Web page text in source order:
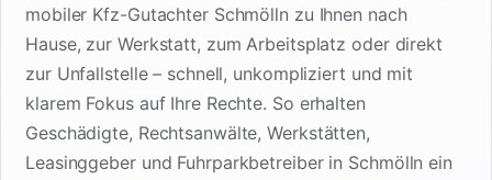
mobiler Kfz-Gutachter Schmölln zu Ihnen nach
Hause, zur Werkstatt, zum Arbeitsplatz oder direkt
zur Unfallstelle – schnell, unkompliziert und mit
klarem Fokus auf Ihre Rechte. So erhalten
Geschädigte, Rechtsanwälte, Werkstätten,
Leasinggeber und Fuhrparkbetreiber in Schmölln ein